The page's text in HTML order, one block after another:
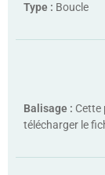
Type : Boucle
Balisage : Cette
télécharger le